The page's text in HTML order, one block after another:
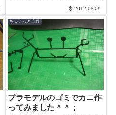
理由は、ろう付けの際に大きなバ
ーナーだと...
2012.08.09
ちょこっと自作
プラモデルのゴミでカニ作
ってみました＾＾；